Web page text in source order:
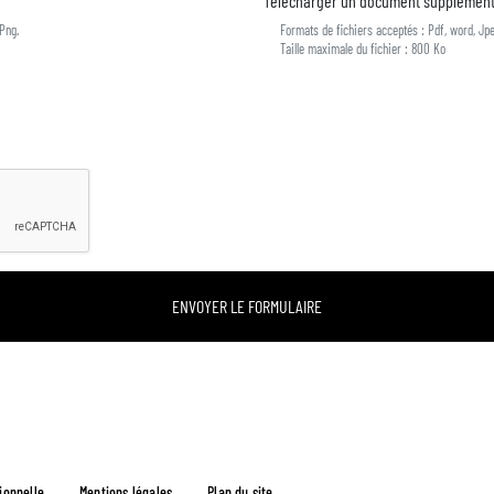
Formats de fichiers acceptés : Pdf, word,
Taille maximale du fichier : 800 Ko